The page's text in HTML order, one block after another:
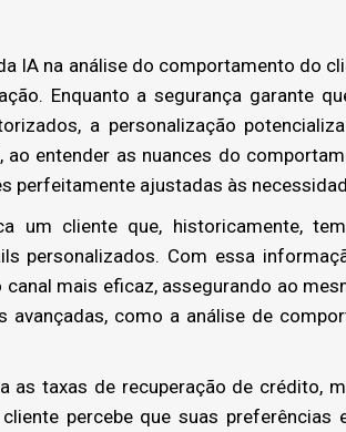
IA na análise do comportamento do
Enquanto a segurança garante
a personalização
entender as nuances do
perfeitamente ajustadas às
um cliente que, historicamente,
personalizados. Com essa
mais eficaz, assegurando ao
como a análise de
as taxas de recuperação de crédito,
percebe que suas preferências